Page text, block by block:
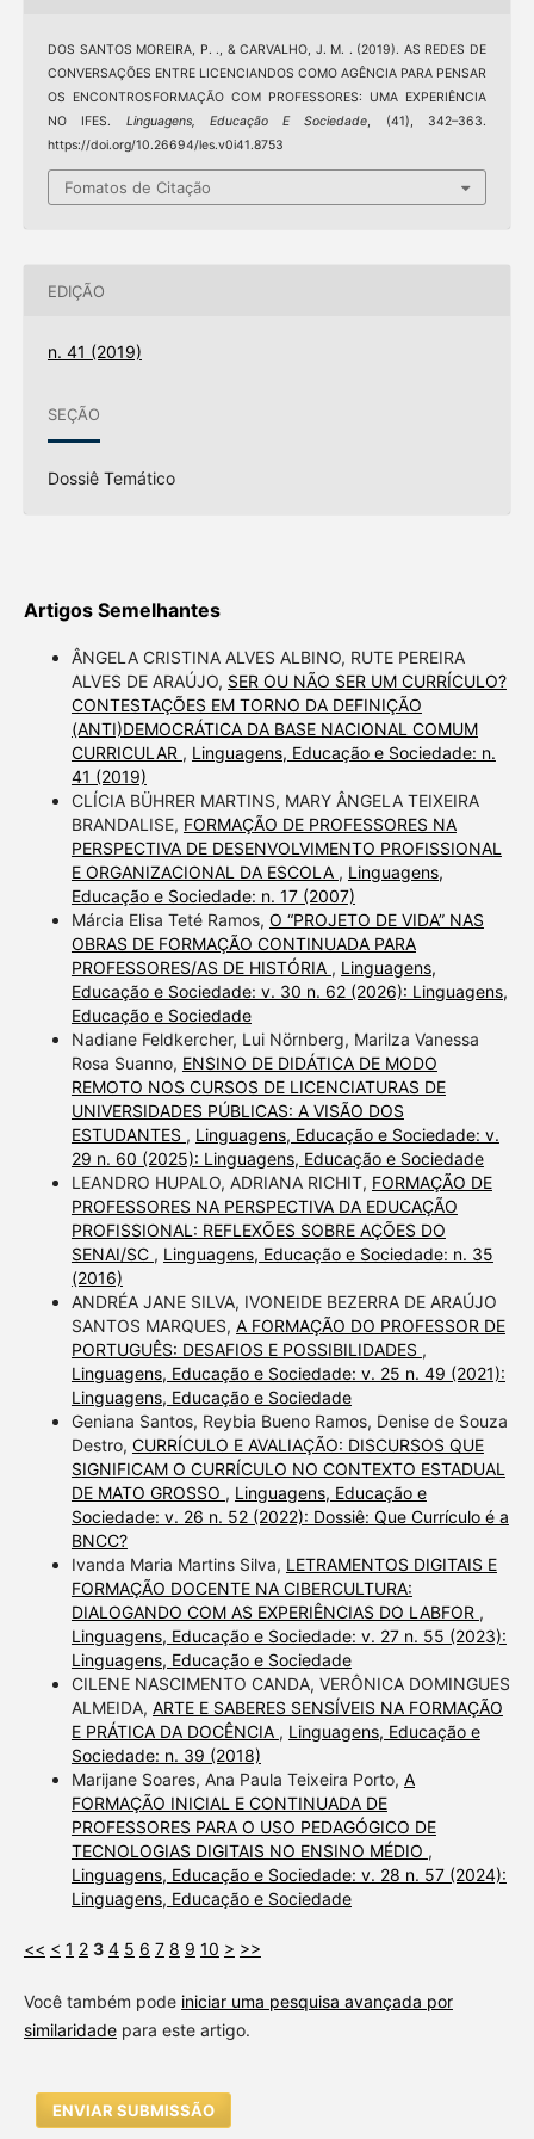
DOS SANTOS MOREIRA, P. ., & CARVALHO, J. M. . (2019). AS REDES DE
CONVERSAÇÕES ENTRE LICENCIANDOS COMO AGÊNCIA PARA PENSAR
OS ENCONTROSFORMAÇÃO COM PROFESSORES: UMA EXPERIÊNCIA
NO IFES. Linguagens, Educação E Sociedade, (41), 342–363.
https://doi.org/10.26694/les.v0i41.8753
Fomatos de Citação
EDIÇÃO
n. 41 (2019)
SEÇÃO
Dossiê Temático
Artigos Semelhantes
ÂNGELA CRISTINA ALVES ALBINO, RUTE PEREIRA
ALVES DE ARAÚJO, SER OU NÃO SER UM CURRÍCULO?
CONTESTAÇÕES EM TORNO DA DEFINIÇÃO
(ANTI)DEMOCRÁTICA DA BASE NACIONAL COMUM
CURRICULAR , Linguagens, Educação e Sociedade: n.
41 (2019)
CLÍCIA BÜHRER MARTINS, MARY ÂNGELA TEIXEIRA
BRANDALISE, FORMAÇÃO DE PROFESSORES NA
PERSPECTIVA DE DESENVOLVIMENTO PROFISSIONAL
E ORGANIZACIONAL DA ESCOLA , Linguagens,
Educação e Sociedade: n. 17 (2007)
Márcia Elisa Teté Ramos, O “PROJETO DE VIDA” NAS
OBRAS DE FORMAÇÃO CONTINUADA PARA
PROFESSORES/AS DE HISTÓRIA , Linguagens,
Educação e Sociedade: v. 30 n. 62 (2026): Linguagens,
Educação e Sociedade
Nadiane Feldkercher, Lui Nörnberg, Marilza Vanessa
Rosa Suanno, ENSINO DE DIDÁTICA DE MODO
REMOTO NOS CURSOS DE LICENCIATURAS DE
UNIVERSIDADES PÚBLICAS: A VISÃO DOS
ESTUDANTES , Linguagens, Educação e Sociedade: v.
29 n. 60 (2025): Linguagens, Educação e Sociedade
LEANDRO HUPALO, ADRIANA RICHIT, FORMAÇÃO DE
PROFESSORES NA PERSPECTIVA DA EDUCAÇÃO
PROFISSIONAL: REFLEXÕES SOBRE AÇÕES DO
SENAI/SC , Linguagens, Educação e Sociedade: n. 35
(2016)
ANDRÉA JANE SILVA, IVONEIDE BEZERRA DE ARAÚJO
SANTOS MARQUES, A FORMAÇÃO DO PROFESSOR DE
PORTUGUÊS: DESAFIOS E POSSIBILIDADES ,
Linguagens, Educação e Sociedade: v. 25 n. 49 (2021):
Linguagens, Educação e Sociedade
Geniana Santos, Reybia Bueno Ramos, Denise de Souza
Destro, CURRÍCULO E AVALIAÇÃO: DISCURSOS QUE
SIGNIFICAM O CURRÍCULO NO CONTEXTO ESTADUAL
DE MATO GROSSO , Linguagens, Educação e
Sociedade: v. 26 n. 52 (2022): Dossiê: Que Currículo é a
BNCC?
Ivanda Maria Martins Silva, LETRAMENTOS DIGITAIS E
FORMAÇÃO DOCENTE NA CIBERCULTURA:
DIALOGANDO COM AS EXPERIÊNCIAS DO LABFOR ,
Linguagens, Educação e Sociedade: v. 27 n. 55 (2023):
Linguagens, Educação e Sociedade
CILENE NASCIMENTO CANDA, VERÔNICA DOMINGUES
ALMEIDA, ARTE E SABERES SENSÍVEIS NA FORMAÇÃO
E PRÁTICA DA DOCÊNCIA , Linguagens, Educação e
Sociedade: n. 39 (2018)
Marijane Soares, Ana Paula Teixeira Porto, A
FORMAÇÃO INICIAL E CONTINUADA DE
PROFESSORES PARA O USO PEDAGÓGICO DE
TECNOLOGIAS DIGITAIS NO ENSINO MÉDIO ,
Linguagens, Educação e Sociedade: v. 28 n. 57 (2024):
Linguagens, Educação e Sociedade
<< < 1 2 3 4 5 6 7 8 9 10 > >>
Você também pode iniciar uma pesquisa avançada por
similaridadepara este artigo.
ENVIAR SUBMISSÃO